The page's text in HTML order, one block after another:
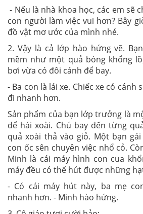
- Nếu là nhà khoa học, các em sẽ
con người làm việc vui hơn? Bây
đồ vật mơ ước của mình nhé.
2. Vậy là cả lớp hào hứng vẽ.
mềm như một quả bóng khổng
bơi vừa có đôi cánh để bay.
- Ba con là lái xe. Chiếc xe có cánh
đi nhanh hơn.
Sản phẩm của bạn lớp trưởng là
để hái xoài. Chú bay đến từng
quả xoài thả vào giỏ. Một bạn
con ốc sên chuyên việc nhổ cỏ.
Minh là cái máy hình con cua
máy đều có thể hút được những
- Có cái máy hút này, ba mẹ
nhanh hơn. - Minh hào hứng.